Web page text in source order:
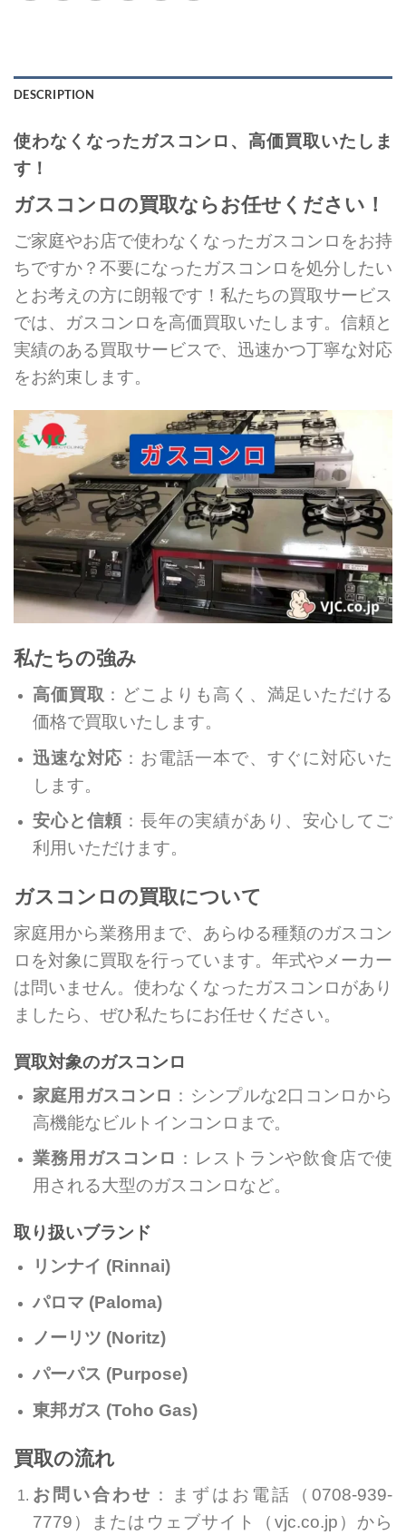
DESCRIPTION
使わなくなったガスコンロ、高価買取いたしま
す！
ガスコンロの買取ならお任せください！
ご家庭やお店で使わなくなったガスコンロをお持
ちですか？不要になったガスコンロを処分したい
とお考えの方に朗報です！私たちの買取サービス
では、ガスコンロを高価買取いたします。信頼と
実績のある買取サービスで、迅速かつ丁寧な対応
をお約束します。
私たちの強み
高価買取 ：どこよりも高く、満足いただける
価格で買取いたします。
迅速な対応 ：お電話一本で、すぐに対応いた
します。
安心と信頼 ：長年の実績があり、安心してご
利用いただけます。
ガスコンロの買取について
家庭用から業務用まで、あらゆる種類のガスコン
ロを対象に買取を行っています。年式やメーカー
は問いません。使わなくなったガスコンロがあり
ましたら、ぜひ私たちにお任せください。
買取対象のガスコンロ
家庭用ガスコンロ ：シンプルな2口コンロから
高機能なビルトインコンロまで。
業務用ガスコンロ ：レストランや飲食店で使
用される大型のガスコンロなど。
取り扱いブランド
リンナイ (Rinnai)
パロマ (Paloma)
ノーリツ (Noritz)
パーパス (Purpose)
東邦ガス (Toho Gas)
買取の流れ
お問い合わせ ：まずはお電話（0708-939-
7779）またはウェブサイト（vjc.co.jp）から